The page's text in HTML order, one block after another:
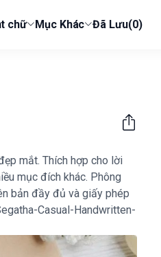
chữ Mục Khác Đã Lưu(0)
mắt. Thích hợp cho lời
mục đích khác. Phông
bản đầy đủ và giấy phép
Casual-Handwritten-
năng Top Gia Thùng 30 gói rút 3